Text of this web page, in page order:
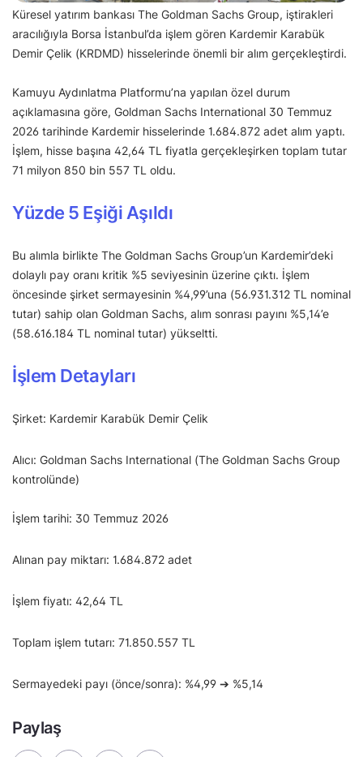
Küresel yatırım bankası The Goldman Sachs Group, iştirakleri
aracılığıyla Borsa İstanbul’da işlem gören Kardemir Karabük
Demir Çelik (KRDMD) hisselerinde önemli bir alım gerçekleştirdi.
Kamuyu Aydınlatma Platformu’na yapılan özel durum
açıklamasına göre, Goldman Sachs International 30 Temmuz
2026 tarihinde Kardemir hisselerinde 1.684.872 adet alım yaptı.
İşlem, hisse başına 42,64 TL fiyatla gerçekleşirken toplam tutar
71 milyon 850 bin 557 TL oldu.
Yüzde 5 Eşiği Aşıldı
Bu alımla birlikte The Goldman Sachs Group’un Kardemir’deki
dolaylı pay oranı kritik %5 seviyesinin üzerine çıktı. İşlem
öncesinde şirket sermayesinin %4,99’una (56.931.312 TL nominal
tutar) sahip olan Goldman Sachs, alım sonrası payını %5,14’e
(58.616.184 TL nominal tutar) yükseltti.
İşlem Detayları
Şirket: Kardemir Karabük Demir Çelik
Alıcı: Goldman Sachs International (The Goldman Sachs Group
kontrolünde)
İşlem tarihi: 30 Temmuz 2026
Alınan pay miktarı: 1.684.872 adet
İşlem fiyatı: 42,64 TL
Toplam işlem tutarı: 71.850.557 TL
Sermayedeki payı (önce/sonra): %4,99 ➔ %5,14
Paylaş